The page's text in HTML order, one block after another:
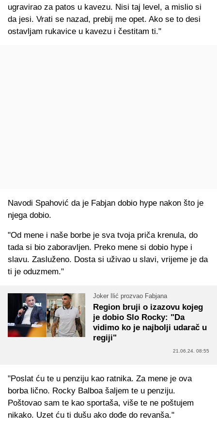
ugravirao za patos u kavezu. Nisi taj level, a mislio si
da jesi. Vrati se nazad, prebij me opet. Ako se to desi
ostavljam rukavice u kavezu i čestitam ti."
Navodi Spahović da je Fabjan dobio hype nakon što je
njega dobio.
"Od mene i naše borbe je sva tvoja priča krenula, do
tada si bio zaboravljen. Preko mene si dobio hype i
slavu. Zasluženo. Dosta si uživao u slavi, vrijeme je da
ti je oduzmem."
Joker Ilić prozvao Fabjana
Region bruji o izazovu kojeg
je dobio Slo Rocky: "Da
vidimo ko je najbolji udarač u
regiji"
21.06.24. 08:55
"Poslat ću te u penziju kao ratnika. Za mene je ova
borba lično. Rocky Balboa šaljem te u penziju.
Poštovao sam te kao sportaša, više te ne poštujem
nikako. Uzet ću ti dušu ako dođe do revanša."